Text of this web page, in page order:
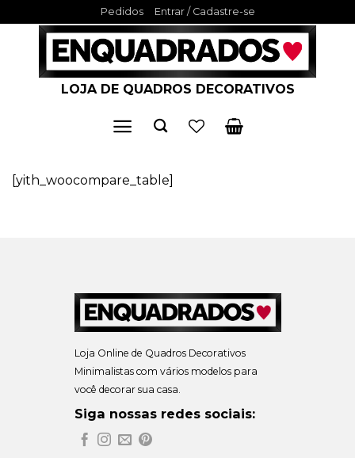
to
Pedidos Entrar / Cadastre-se
LOJA DE QUADROS DECORATIVOS
[yith_woocompare_table]
Loja Online de Quadros Decorativos
Minimalistas com vários modelos para
você decorar sua casa.
Siga nossas redes sociais: